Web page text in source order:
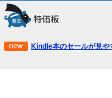
Kindle本のセールが見や